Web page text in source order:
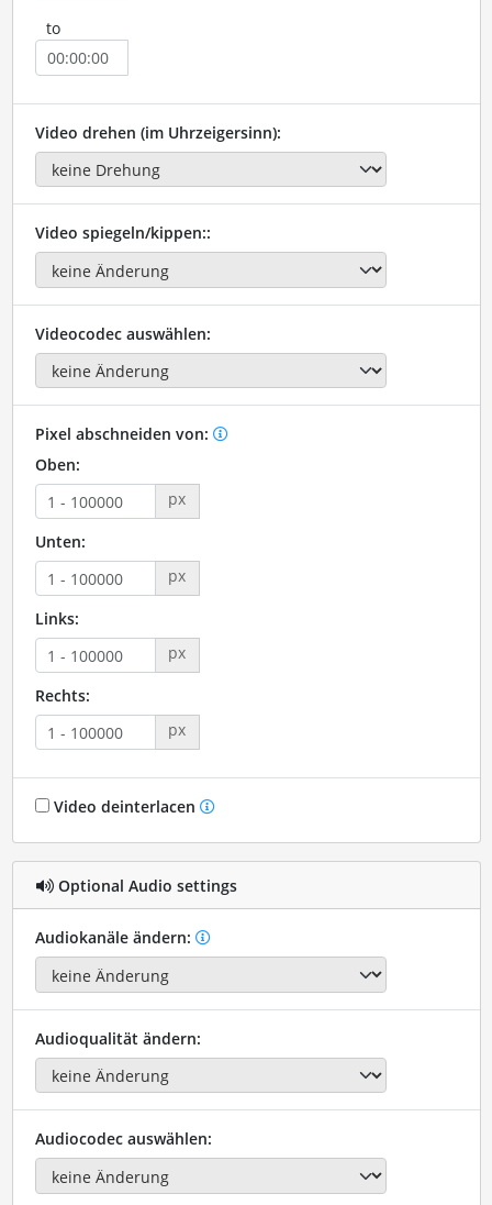
to
Video drehen (im Uhrzeigersinn):
Video spiegeln/kippen::
Videocodec auswählen:
Pixel abschneiden von:
Oben:
px
Unten:
px
Links:
px
Rechts:
px
Video deinterlacen
Optional Audio settings
Audiokanäle ändern:
Audioqualität ändern:
Audiocodec auswählen: